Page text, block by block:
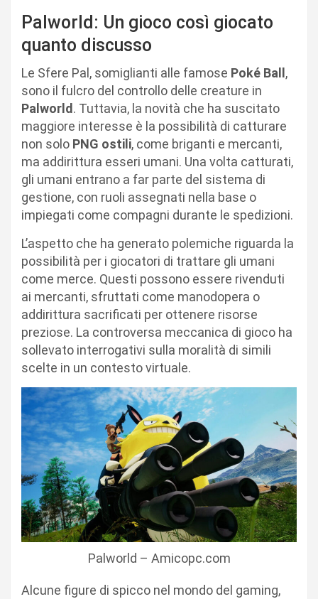
Palworld: Un gioco così giocato
quanto discusso
Le Sfere Pal, somiglianti alle famose Poké Ball,
sono il fulcro del controllo delle creature in
Palworld. Tuttavia, la novità che ha suscitato
maggiore interesse è la possibilità di catturare
non solo PNG ostili, come briganti e mercanti,
ma addirittura esseri umani. Una volta catturati,
gli umani entrano a far parte del sistema di
gestione, con ruoli assegnati nella base o
impiegati come compagni durante le spedizioni.
L’aspetto che ha generato polemiche riguarda la
possibilità per i giocatori di trattare gli umani
come merce. Questi possono essere rivenduti
ai mercanti, sfruttati come manodopera o
addirittura sacrificati per ottenere risorse
preziose. La controversa meccanica di gioco ha
sollevato interrogativi sulla moralità di simili
scelte in un contesto virtuale.
Palworld – Amicopc.com
Alcune figure di spicco nel mondo del gaming,